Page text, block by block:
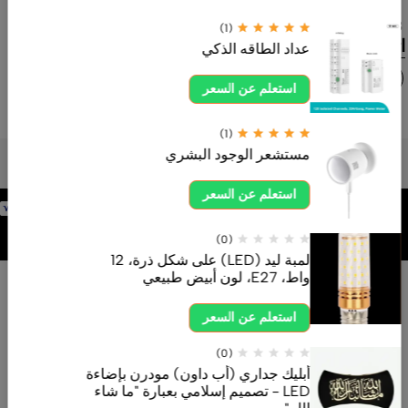
(1)
عداد الطاقه الذكي
استعلم عن السعر
(1)
مستشعر الوجود البشري
استعلم عن السعر
(0)
لمبة ليد (LED) على شكل ذرة، 12
واط، E27، لون أبيض طبيعي
استعلم عن السعر
(0)
أبليك جداري (أب داون) مودرن بإضاءة
LED - تصميم إسلامي بعبارة "ما شاء
0554605558
اتصل بنا الآن
برمجة وتطوير
شركة